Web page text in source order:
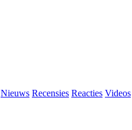
Nieuws Recensies Reacties Videos